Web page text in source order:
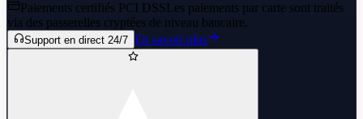
Paiements certifiés PCI DSSLes paiements par carte sont traités
via des passerelles cryptées de niveau bancaire.
Support en direct 24/7 En savoir plus